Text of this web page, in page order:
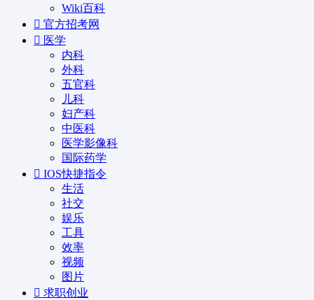
Wiki百科
官方招考网
医学
内科
外科
五官科
儿科
妇产科
中医科
医学影像科
国际药学
IOS快捷指令
生活
社交
娱乐
工具
效率
视频
图片
求职创业